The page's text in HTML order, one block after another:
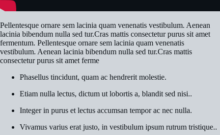
Pellentesque ornare sem lacinia quam venenatis vestibulum. Aenean
lacinia bibendum nulla sed tur.Cras mattis consectetur purus sit amet
fermentum. Pellentesque ornare sem lacinia quam venenatis
vestibulum. Aenean lacinia bibendum nulla sed tur.Cras mattis
consectetur purus sit amet ferme
Phasellus tincidunt, quam ac hendrerit molestie.
Etiam nulla lectus, dictum ut lobortis a, blandit sed nisi..
Integer in purus et lectus accumsan tempor ac nec nulla.
Vivamus varius erat justo, in vestibulum ipsum rutrum tristique..